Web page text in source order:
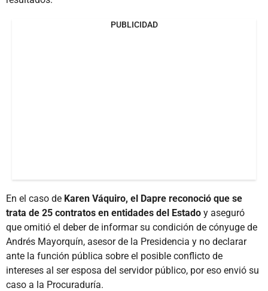
PUBLICIDAD
En el caso de Karen Váquiro, el Dapre reconoció que se
trata de 25 contratos en entidades del Estado y aseguró
que omitió el deber de informar su condición de cónyuge de
Andrés Mayorquín, asesor de la Presidencia y no declarar
ante la función pública sobre el posible conflicto de
intereses al ser esposa del servidor público, por eso envió su
caso a la Procuraduría.